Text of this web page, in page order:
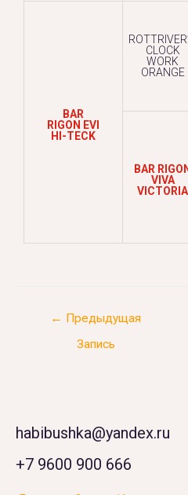
BAR
RIGON EVI
HI-TECK
CLOCK
WORK
ORANGE
BAR RIGON
VIVA
VICTORIA
← Предыдущая
Запись
habibushka@yandex.ru
+7 9600 900 666